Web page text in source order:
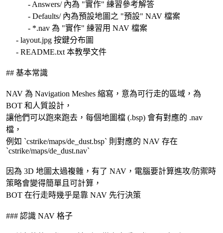
- Answers/ 內為 "實作" 練習參考解答
- Defaults/ 內為預設地圖之 "預設" NAV 檔案
- *.nav 為 "實作" 練習用 NAV 檔案
- layout.jpg 按鍵分布圖
- README.txt 本教學文件
## 基本常識
NAV 為 Navigation Meshes 縮寫，意為可行走的區域，為
BOT 和人質設計，
讓他們可以跑來跑去，每個地圖檔 (.bsp) 會有對應的 .nav
檔，
例如 `cstrike/maps/de_dust.bsp` 則對應的 NAV 存在
`cstrike/maps/de_dust.nav`
因為 3D 地圖太過複雜，有了 NAV，電腦要計算進攻/防禦時
策略會變得簡單且可計算，
BOT 在行走時幾乎是靠 NAV 先行決策
### 認識 NAV 格子